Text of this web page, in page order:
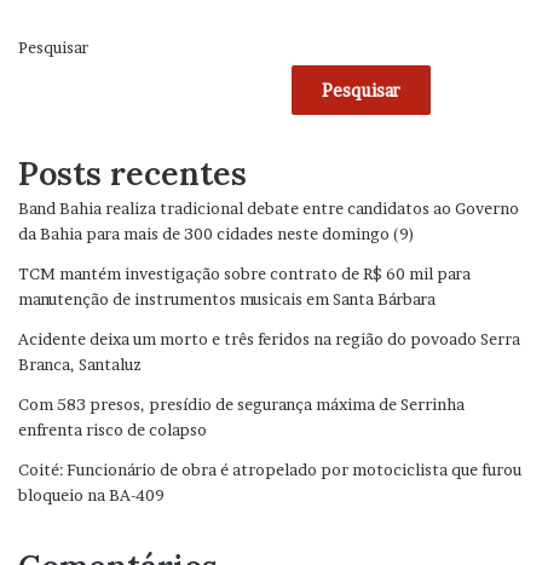
Pesquisar
Pesquisar
Posts recentes
Band Bahia realiza tradicional debate entre candidatos ao Governo
da Bahia para mais de 300 cidades neste domingo (9)
TCM mantém investigação sobre contrato de R$ 60 mil para
manutenção de instrumentos musicais em Santa Bárbara
Acidente deixa um morto e três feridos na região do povoado Serra
Branca, Santaluz
Com 583 presos, presídio de segurança máxima de Serrinha
enfrenta risco de colapso
Coité: Funcionário de obra é atropelado por motociclista que furou
bloqueio na BA-409